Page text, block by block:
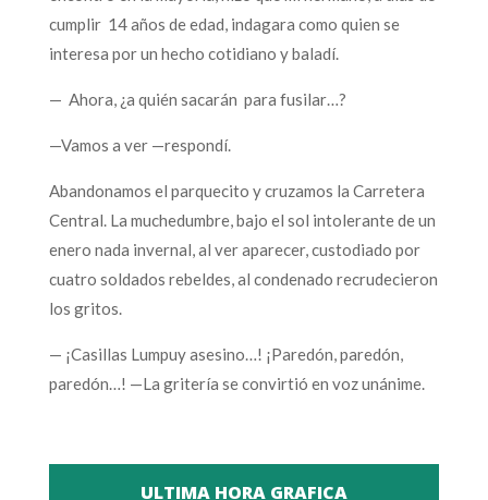
cumplir 14 años de edad, indagara como quien se
interesa por un hecho cotidiano y baladí.
— Ahora, ¿a quién sacarán para fusilar…?
—Vamos a ver —respondí.
Abandonamos el parquecito y cruzamos la Carretera
Central. La muchedumbre, bajo el sol intolerante de un
enero nada invernal, al ver aparecer, custodiado por
cuatro soldados rebeldes, al condenado recrudecieron
los gritos.
— ¡Casillas Lumpuy asesino…! ¡Paredón, paredón,
paredón…! —La gritería se convirtió en voz unánime.
ULTIMA HORA GRAFICA